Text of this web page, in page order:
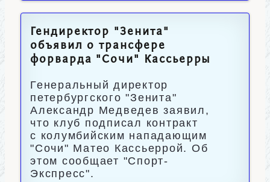
Гендиректор "Зенита"
объявил о трансфере
форварда "Сочи" Кассьерры
Генеральный директор
петербургского "Зенита"
Александр Медведев заявил,
что клуб подписал контракт
с колумбийским нападающим
"Сочи" Матео Кассьеррой. Об
этом сообщает "Спорт-
Экспресс".